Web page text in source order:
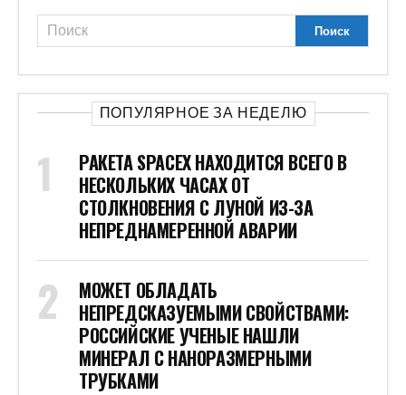
ПОПУЛЯРНОЕ ЗА НЕДЕЛЮ
РАКЕТА SPACEX НАХОДИТСЯ ВСЕГО В
НЕСКОЛЬКИХ ЧАСАХ ОТ
СТОЛКНОВЕНИЯ С ЛУНОЙ ИЗ-ЗА
НЕПРЕДНАМЕРЕННОЙ АВАРИИ
МОЖЕТ ОБЛАДАТЬ
НЕПРЕДСКАЗУЕМЫМИ СВОЙСТВАМИ:
РОССИЙСКИЕ УЧЕНЫЕ НАШЛИ
МИНЕРАЛ С НАНОРАЗМЕРНЫМИ
ТРУБКАМИ